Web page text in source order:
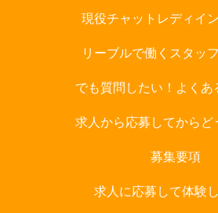
現役チャットレディイ
リーブルで働くスタッ
でも質問したい！よくあ
求人から応募してからど
募集要項
求人に応募して体験